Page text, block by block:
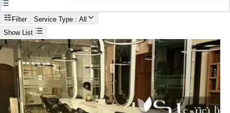
Filter Service Type : All
Show List
Search
Best Eyebrow care In Riyadh
Best Eyebrow care In Riyadh